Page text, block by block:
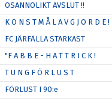
OSANNOLIKT AVSLUT !!
K O N S T M Å L A V G J O R D E !
FC JÄRFÄLLA STARKAST
"F A B B E - H A T T R I C K !
T U N G F Ö R L U S T
FÖRLUST I 90:e